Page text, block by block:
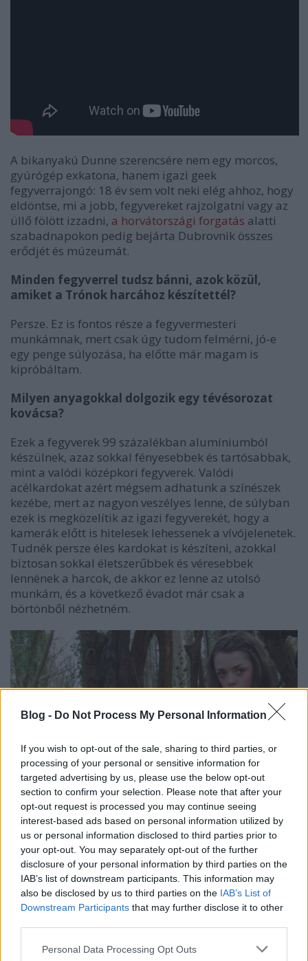
Blog - Do Not Process My Personal Information
If you wish to opt-out of the sale, sharing to third parties, or
processing of your personal or sensitive information for
targeted advertising by us, please use the below opt-out
section to confirm your selection. Please note that after your
opt-out request is processed you may continue seeing
interest-based ads based on personal information utilized by
us or personal information disclosed to third parties prior to
your opt-out. You may separately opt-out of the further
disclosure of your personal information by third parties on the
IAB’s list of downstream participants. This information may
also be disclosed by us to third parties on the IAB’s List of
Downstream Participants that may further disclose it to other
Please note that this website/app uses one or more Google
Personal Data Processing Opt Outs
A bikanyakú Dunne szerencsére nem egy morcos,
gyúrógép exkatona, hanem igazi geek
fegyverrajongó: 18 év sem volt neki elég ahhoz, hogy
eldöntse, mi a jobb, fegyvereket rajzolgatni vagy az
üllő fölött izzadni, a horvátországi forgatás alatti
szabadnapokon pedig bejárta Dubrovnik összes
erődjét és múzeumát.
Minden fegyverrel tudsz bánni, azok közül,
amiket a Trónok harcához készítettél?
Persze. Ez is fontos része a fegyvermesteri
munkámnak, mert csak úgy tudom felmérni, jó-e
egy penge súlyozása, ha előtte már magam is
kipróbáltam.
Milyen anyagokkal dolgozik egy tévésorozat
kovácsa?
Ezek a fegyverek 99 százalékban alumíniumból
készülnek, azaz sokkal fényesebbek és tartósabbak,
mint a valódi középkori fegyverek. Valódi
acélkardokat azért mégsem adhatunk a színészek
kezébe, mert az nagyon veszélyes lenne, de súlyban
ezek is megközelítik az igazi fegyverekét, hogy a
kamerák előtt is hitelesek lehessenek a vívójelenetek.
Tudnék persze éles kardokat is készíteni, azokkal
biztosan sokkal életszerűbbek és véresebbek
lennének a harcok, de akkor ez lenne az utolsó
munkám, és a következő évadot már csak a
börtönből nézhetném.
Melyik fegyveredre vagy a legbüszkébb a
sorozatból?
Nagyon nehéz kérdés, mert elég sokat készítettünk,
így majdnem minden fegyverkategóriában volt
kedvencem. A rövidebb pengék közül Arya fegyvere,
kecsesebb pengéi is nagyon jól sikerültek, bár ott a